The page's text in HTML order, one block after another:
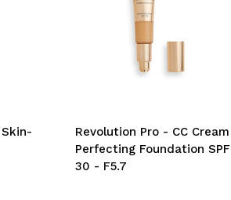
Revolution Pro - CC Cream
Perfecting Foundation SPF
30 - F5.7